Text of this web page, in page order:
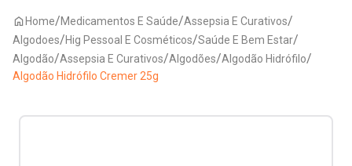
Home/Medicamentos E Saúde/Assepsia E Curativos/
Algodoes/Hig Pessoal E Cosméticos/Saúde E Bem Estar/
Algodão/Assepsia E Curativos/Algodões/Algodão Hidrófilo/
Algodão Hidrófilo Cremer 25g